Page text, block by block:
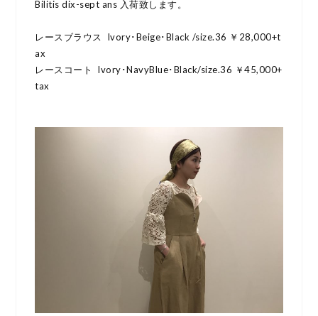
Bilitis dix-sept ans 入荷致します。
レースブラウス Ivory･Beige･Black /size.36 ￥28,000+t
ax
レースコート Ivory･NavyBlue･Black/size.36 ￥45,000+
tax